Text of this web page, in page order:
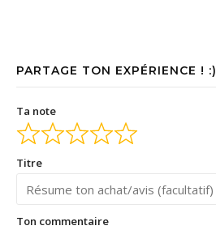
PARTAGE TON EXPÉRIENCE ! :)
Ta note
Titre
Ton commentaire